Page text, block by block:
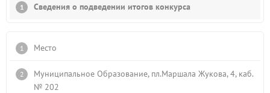
Сведения о подведении итогов конкурса
Место
Муниципальное Образование, пл.Маршала Жукова, 4, каб.
№ 202